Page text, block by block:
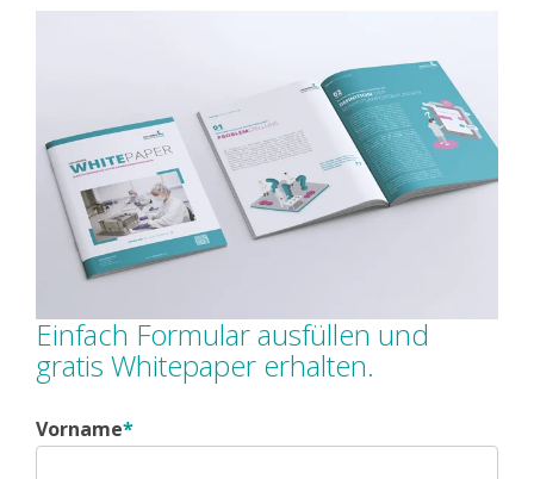
Einfach Formular ausfüllen und
gratis Whitepaper erhalten.
Vorname*